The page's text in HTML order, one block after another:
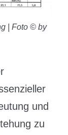
| Foto © by
und
zu